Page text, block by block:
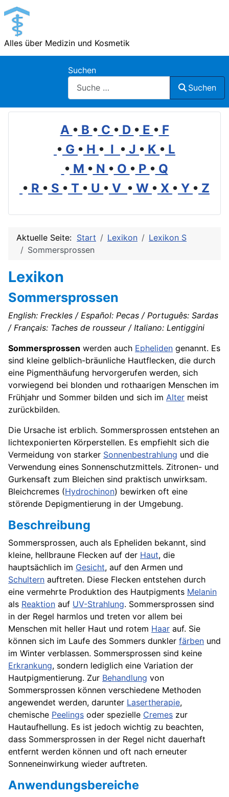
Alles über Medizin und Kosmetik
Suchen
Suchen
A • B • C • D • E • F
• G • H • I • J • K • L
• M • N • O • P • Q
• R • S • T • U • V • W • X • Y • Z
Aktuelle Seite: Start Lexikon
Lexikon S
Sommersprossen
Lexikon
Sommersprossen
English: Freckles / Español: Pecas / Português: Sardas
/ Français: Taches de rousseur / Italiano: Lentiggini
Sommersprossen werden auch Epheliden genannt. Es
sind kleine gelblich-bräunliche Hautflecken, die durch
eine Pigmenthäufung hervorgerufen werden, sich
vorwiegend bei blonden und rothaarigen Menschen im
Frühjahr und Sommer bilden und sich im Alter meist
zurückbilden.
Die Ursache ist erblich. Sommersprossen entstehen an
lichtexponierten Körperstellen. Es empfiehlt sich die
Vermeidung von starker Sonnenbestrahlung und die
Verwendung eines Sonnenschutzmittels. Zitronen- und
Gurkensaft zum Bleichen sind praktisch unwirksam.
Bleichcremes (Hydrochinon) bewirken oft eine
störende Depigmentierung in der Umgebung.
Beschreibung
Sommersprossen, auch als Epheliden bekannt, sind
kleine, hellbraune Flecken auf der Haut, die
hauptsächlich im Gesicht, auf den Armen und
Schultern auftreten. Diese Flecken entstehen durch
eine vermehrte Produktion des Hautpigments Melanin
als Reaktion auf UV-Strahlung. Sommersprossen sind
in der Regel harmlos und treten vor allem bei
Menschen mit heller Haut und rotem Haar auf. Sie
können sich im Laufe des Sommers dunkler färben und
im Winter verblassen. Sommersprossen sind keine
Erkrankung, sondern lediglich eine Variation der
Hautpigmentierung. Zur Behandlung von
Sommersprossen können verschiedene Methoden
angewendet werden, darunter Lasertherapie,
chemische Peelings oder spezielle Cremes zur
Hautaufhellung. Es ist jedoch wichtig zu beachten,
dass Sommersprossen in der Regel nicht dauerhaft
entfernt werden können und oft nach erneuter
Sonneneinwirkung wieder auftreten.
Anwendungsbereiche